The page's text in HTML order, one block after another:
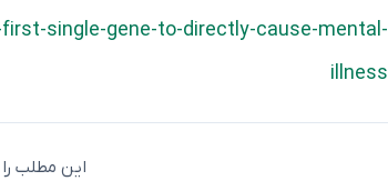
single-gene-to-directly-cause-mental-
illness
این مطلب را